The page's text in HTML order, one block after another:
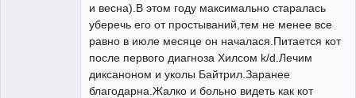
и весна).В этом году максимально старалась
уберечь его от простываний,тем не менее все
равно в июле месяце он началася.Питается кот
после первого диагноза Хилсом k/d.Лечим
диксаноном и уколы Байтрил.Заранее
благодарна.Жалко и больно видеть как кот